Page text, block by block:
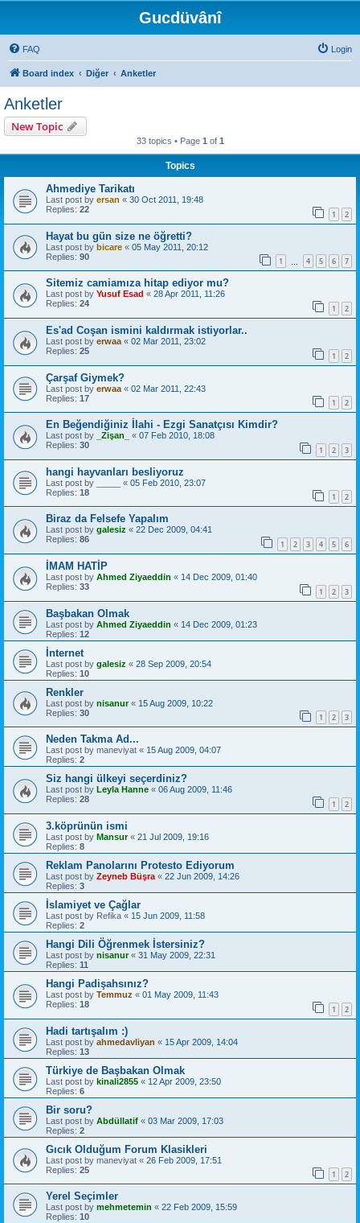
Gucdüvânî
FAQ Login
Board index Diğer Anketler
Anketler
New Topic
33 topics • Page 1 of 1
Topics
Ahmediye Tarikatı
Last post by ersan « 30 Oct 2011, 19:48
Replies: 22 1 2
Hayat bu gün size ne öğretti?
Last post by bicare « 05 May 2011, 20:12
Replies: 90 1 4 5 6 7
Sitemiz camiamıza hitap ediyor mu?
Last post by Yusuf Esad « 28 Apr 2011, 11:26
Replies: 24 1 2
Es'ad Coşan ismini kaldırmak istiyorlar..
Last post by erwaa « 02 Mar 2011, 23:02
Replies: 25 1 2
Çarşaf Giymek?
Last post by erwaa « 02 Mar 2011, 22:43
Replies: 17 1 2
En Beğendiğiniz İlahi - Ezgi Sanatçısı Kimdir?
Last post by _Zişan_ « 07 Feb 2010, 18:08
Replies: 30 1 2 3
hangi hayvanları besliyoruz
Last post by « 05 Feb 2010, 23:07
Replies: 18 1 2
Biraz da Felsefe Yapalım
Last post by galesiz « 22 Dec 2009, 04:41
Replies: 86 1 2 3 4 5 6
İMAM HATİP
Last post by Ahmed Ziyaeddin « 14 Dec 2009, 01:40
Replies: 33 1 2 3
Başbakan Olmak
Last post by Ahmed Ziyaeddin « 14 Dec 2009, 01:23
Replies: 12
İnternet
Last post by galesiz « 28 Sep 2009, 20:54
Replies: 10
Renkler
Last post by nisanur« 15 Aug 2009, 10:22
Replies: 30 1 2 3
Neden Takma Ad...
Last post by maneviyat « 15 Aug 2009, 04:07
Replies: 2
Siz hangi ülkeyi seçerdiniz?
Last post by Leyla Hanne « 06 Aug 2009, 11:46
Replies: 28 1 2
3.köprünün ismi
Last post by Mansur« 21 Jul 2009, 19:16
Replies: 8
Reklam Panolarını Protesto Ediyorum
Last post by Zeyneb Büşra « 22 Jun 2009, 14:26
Replies: 3
İslamiyet ve Çağlar
Last post by Refika « 15 Jun 2009, 11:58
Replies: 2
Hangi Dili Öğrenmek İstersiniz?
Last post by nisanur« 31 May 2009, 22:31
Replies: 11
Hangi Padişahsınız?
Last post by Temmuz « 01 May 2009, 11:43
Replies: 18 1 2
Hadi tartışalım :)
Last post by ahmedavliyan « 15 Apr 2009, 14:04
Replies: 13
Türkiye de Başbakan Olmak
Last post by kinali2855 « 12 Apr 2009, 23:50
Replies: 6
Bir soru?
Last post by Abdüllatif « 03 Mar 2009, 17:03
Replies: 2
Gıcık Olduğum Forum Klasikleri
Last post by maneviyat « 26 Feb 2009, 17:51
Replies: 25 1 2
Yerel Seçimler
Last post by mehmetemin « 22 Feb 2009, 15:59
Replies: 10